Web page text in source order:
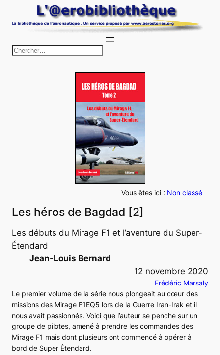
au
h
e
r
c
h
e
r
Vous êtes ici : Non classé
Les héros de Bagdad [2]
Les débuts du Mirage F1 et l’aventure du Super-
Étendard
Jean-Louis Bernard
12 novembre 2020
Frédéric Marsaly
Le premier volume de la série nous plongeait au cœur des
missions des Mirage F1EQ5 lors de la Guerre Iran-Irak et il
nous avait passionnés. Voici que l’auteur se penche sur un
groupe de pilotes, amené à prendre les commandes des
Mirage F1 mais dont plusieurs ont commencé à opérer à
bord de Super Étendard.